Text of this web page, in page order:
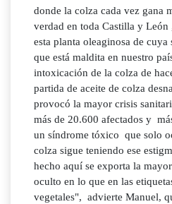
donde la colza cada vez gana
verdad en toda Castilla y León
esta planta oleaginosa de
que está maldita en nuestro
intoxicación de la colza de
partida de aceite de colza
provocó la mayor crisis
más de 20.600 afectados y
un síndrome tóxico que solo
colza sigue teniendo ese
hecho aquí se exporta la
oculto en lo que en las
vegetales", advierte Manuel,